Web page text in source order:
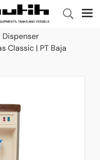
Dispenser
Classic | PT Baja